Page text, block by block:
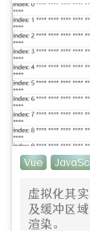
Vue
虚拟化其
及缓冲区
渲染。